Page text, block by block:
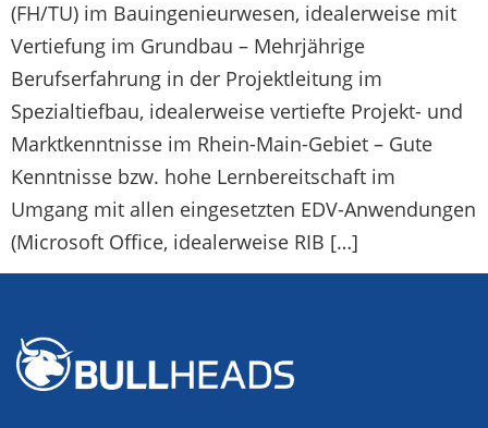
(FH/TU) im Bauingenieurwesen, idealerweise mit
Vertiefung im Grundbau – Mehrjährige
Berufserfahrung in der Projektleitung im
Spezialtiefbau, idealerweise vertiefte Projekt- und
Marktkenntnisse im Rhein-Main-Gebiet – Gute
Kenntnisse bzw. hohe Lernbereitschaft im
Umgang mit allen eingesetzten EDV-Anwendungen
(Microsoft Office, idealerweise RIB […]